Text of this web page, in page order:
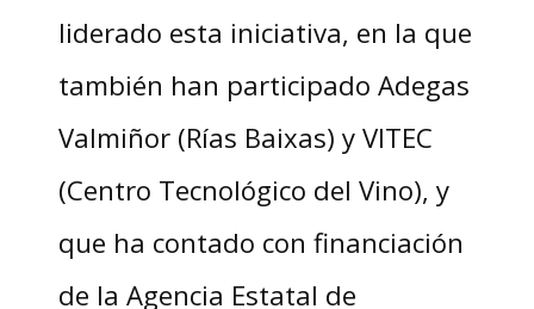
liderado esta iniciativa, en la que
también han participado Adegas
Valmiñor (Rías Baixas) y VITEC
(Centro Tecnológico del Vino), y
que ha contado con financiación
de la Agencia Estatal de